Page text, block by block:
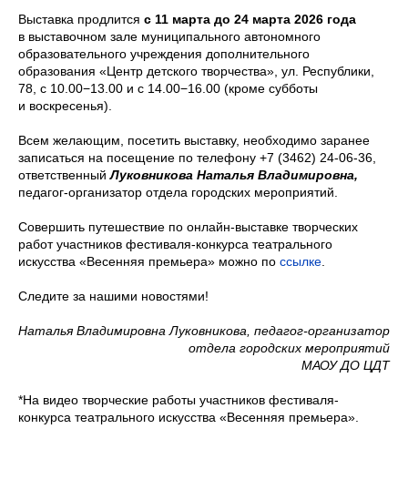
Выставка продлится с 11 марта до 24 марта 2026 года
в выставочном зале муниципального автономного
образовательного учреждения дополнительного
образования «Центр детского творчества», ул. Республики,
78, с 10.00−13.00 и с 14.00−16.00 (кроме субботы
и воскресенья).
Всем желающим, посетить выставку, необходимо заранее
записаться на посещение по телефону +7 (3462) 24-06-36,
ответственныйЛуковникова Наталья Владимировна,
педагог-организатор отдела городских мероприятий.
Совершить путешествие по онлайн-выставке творческих
работ участников фестиваля-конкурса театрального
искусства «Весенняя премьера» можно по ссылке
Следите за нашими новостями!
Наталья Владимировна Луковникова, педагог-организатор
отдела городских мероприятий
МАОУ ДО ЦДТ
*На видео творческие работы участников фестиваля-
конкурса театрального искусства «Весенняя премьера».